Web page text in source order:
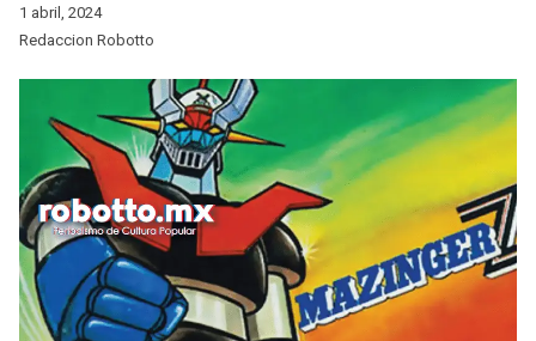
1 abril, 2024
Redaccion Robotto